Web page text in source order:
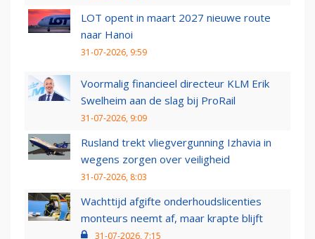
LOT opent in maart 2027 nieuwe route
naar Hanoi
31-07-2026, 9:59
Voormalig financieel directeur KLM Erik
Swelheim aan de slag bij ProRail
31-07-2026, 9:09
Rusland trekt vliegvergunning Izhavia in
wegens zorgen over veiligheid
31-07-2026, 8:03
Wachttijd afgifte onderhoudslicenties
monteurs neemt af, maar krapte blijft
31-07-2026, 7:15